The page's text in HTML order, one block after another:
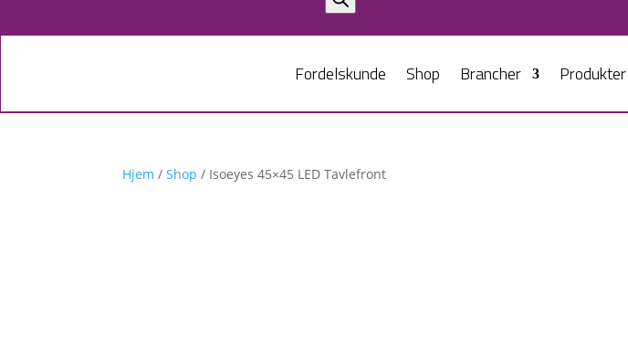
Fordelskunde Shop Brancher Produkter
Hjem /Shop / Isoeyes 45×45 LED Tavlefront